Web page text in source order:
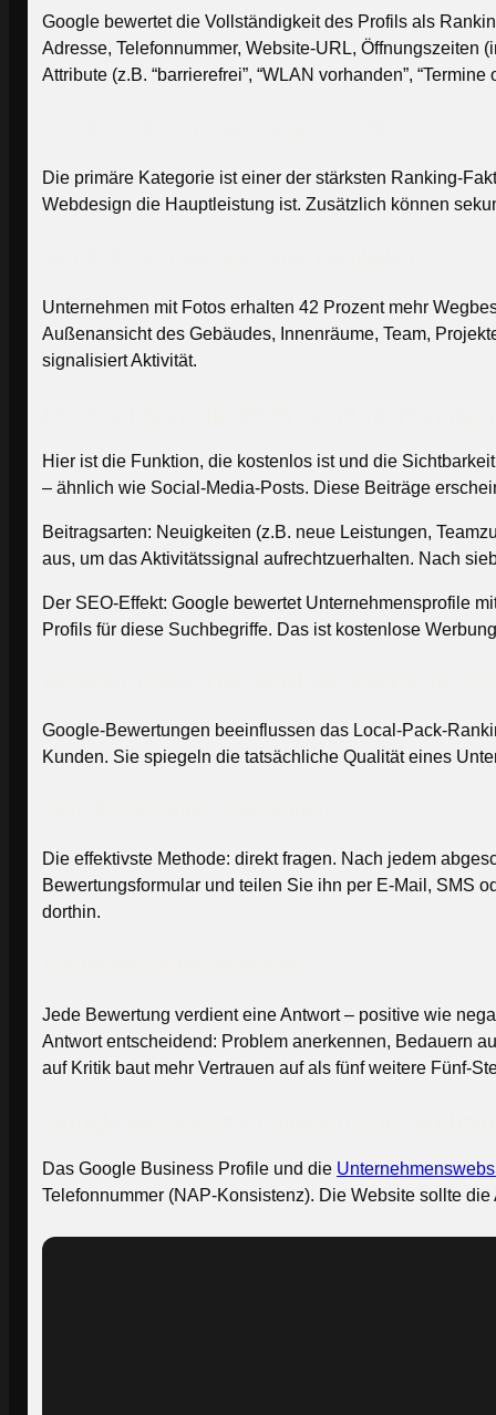
Google bewertet die Vollständigkeit des Profils als
Adresse, Telefonnummer, Website-URL,
Attribute (z.B. “barrierefrei”, “WLAN vorhanden”, “Termine
Die primäre Kategorie ist einer der stärksten Ranking-
Webdesign die Hauptleistung ist. Zusätzlich können
Unternehmen mit Fotos erhalten 42 Prozent mehr
Außenansicht des Gebäudes, Innenräume, Team,
signalisiert Aktivität.
Hier ist die Funktion, die kostenlos ist und die
– ähnlich wie Social-Media-Posts. Diese Beiträge
Beitragsarten: Neuigkeiten (z.B. neue Leistungen,
aus, um das Aktivitätssignal aufrechtzuerhalten. Nach
Der SEO-Effekt: Google bewertet Unternehmensprofile
Profils für diese Suchbegriffe. Das ist kostenlose
Google-Bewertungen beeinflussen das Local-Pack-
Kunden. Sie spiegeln die tatsächliche Qualität eines
Die effektivste Methode: direkt fragen. Nach jedem
Bewertungsformular und teilen Sie ihn per E-Mail, SMS
dorthin.
Jede Bewertung verdient eine Antwort – positive wie
Antwort entscheidend: Problem anerkennen, Bedauern
auf Kritik baut mehr Vertrauen auf als fünf weitere Fünf-
Das Google Business Profile und die
Telefonnummer (NAP-Konsistenz). Die Website sollte